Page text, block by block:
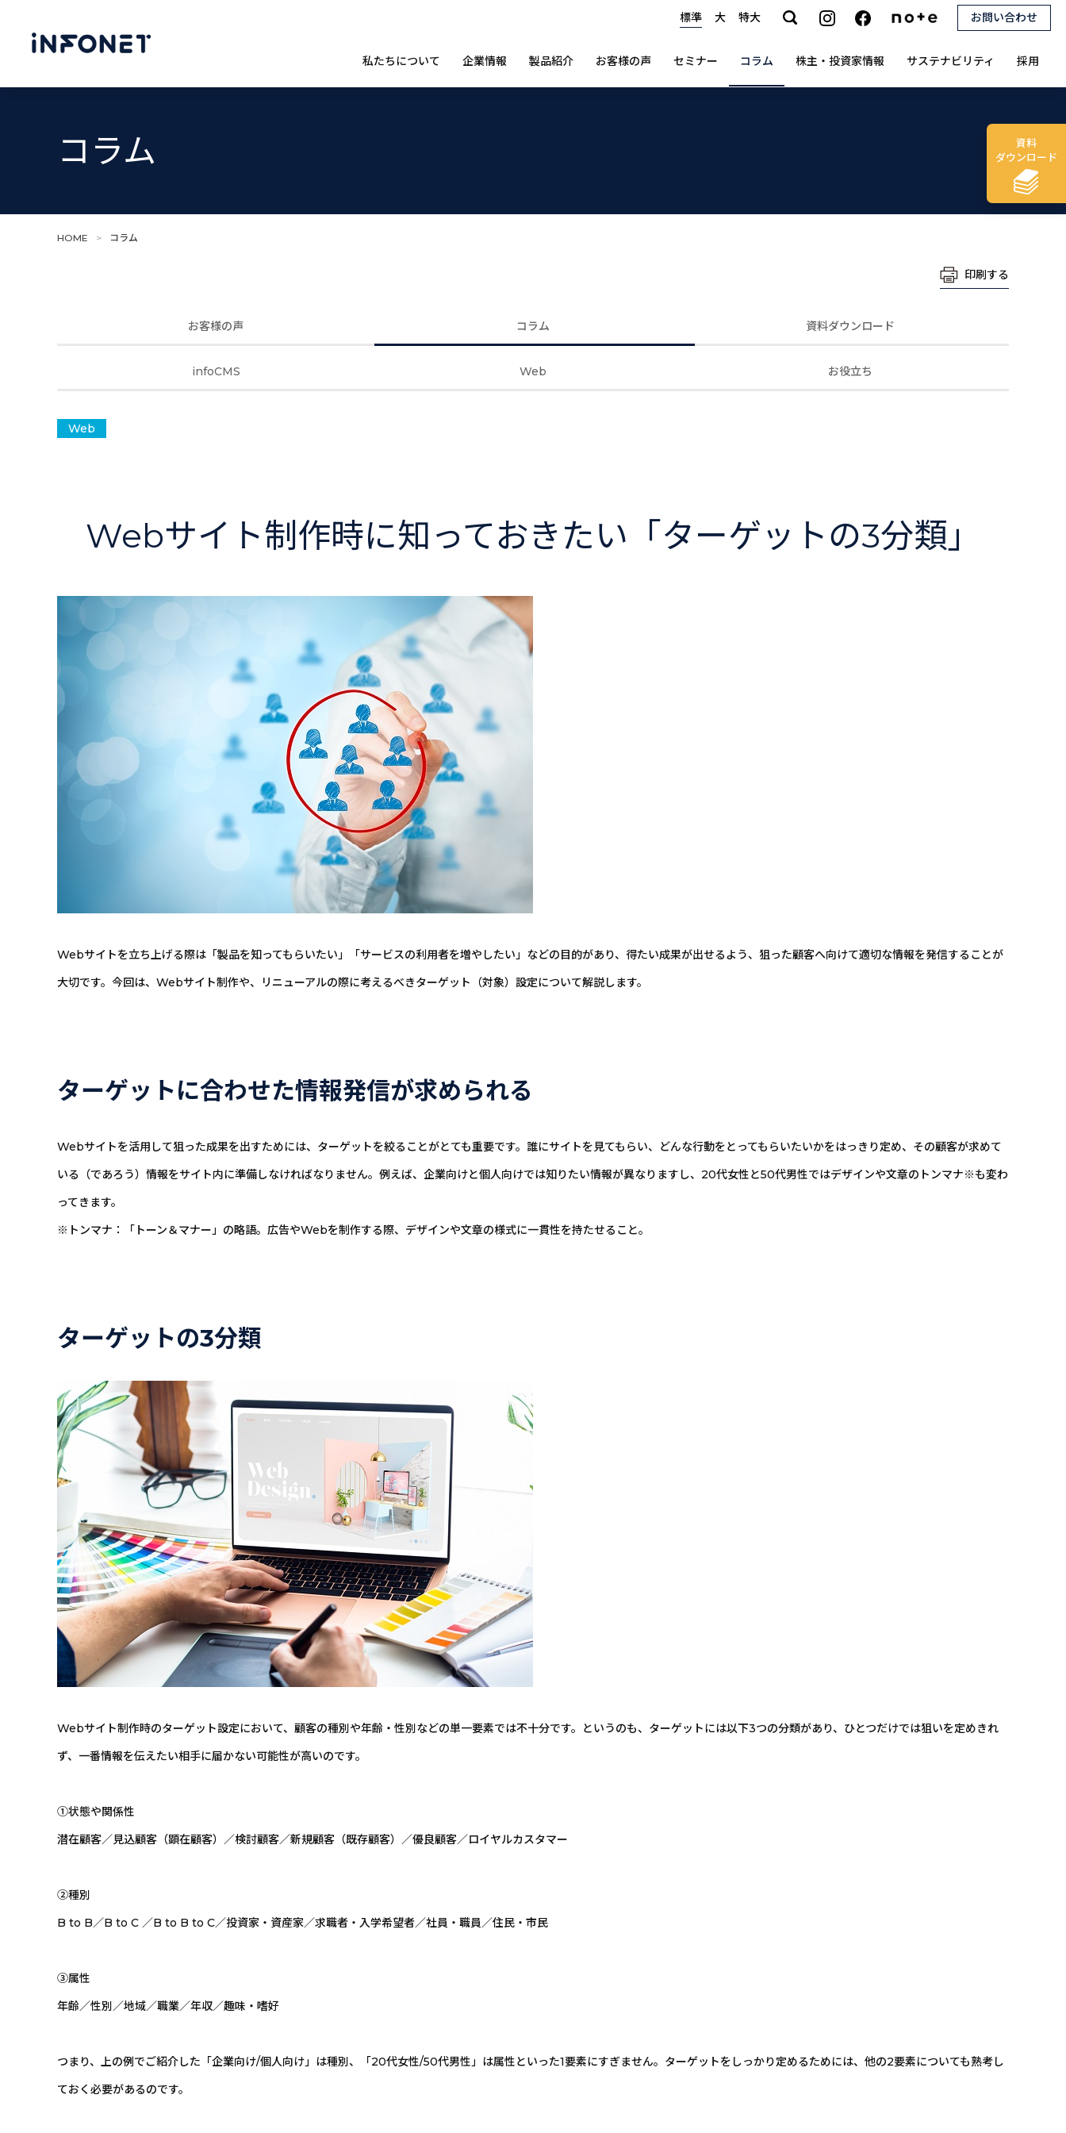
標準 大 特大 search お問い合わせ
私たちについて 企業情報 製品紹介 お客様の声 セミナー コラム 株主・投資家情報 サステナビリティ 採用
資料
ダウンロード
コラム
HOME > コラム
印刷する
お客様の声 コラム 資料ダウンロード
infoCMS Web お役立ち
Web
Webサイト制作時に知っておきたい「ターゲットの3分類」
Webサイトを立ち上げる際は「製品を知ってもらいたい」「サービスの利用者を増やしたい」などの目的があり、得たい成果が出せるよう、狙った顧客へ向けて適切な情報を発信することが
大切です。今回は、Webサイト制作や、リニューアルの際に考えるべきターゲット（対象）設定について解説します。
ターゲットに合わせた情報発信が求められる
Webサイトを活用して狙った成果を出すためには、ターゲットを絞ることがとても重要です。誰にサイトを見てもらい、どんな行動をとってもらいたいかをはっきり定め、その顧客が求めて
いる（であろう）情報をサイト内に準備しなければなりません。例えば、企業向けと個人向けでは知りたい情報が異なりますし、20代女性と50代男性ではデザインや文章のトンマナ※も変わ
ってきます。
※トンマナ：「トーン＆マナー」の略語。広告やWebを制作する際、デザインや文章の様式に一貫性を持たせること。
ターゲットの3分類
Webサイト制作時のターゲット設定において、顧客の種別や年齢・性別などの単一要素では不十分です。というのも、ターゲットには以下3つの分類があり、ひとつだけでは狙いを定めきれ
ず、一番情報を伝えたい相手に届かない可能性が高いのです。
①状態や関係性
潜在顧客／見込顧客（顕在顧客）／検討顧客／新規顧客（既存顧客）／優良顧客／ロイヤルカスタマー
②種別
B to B／B to C ／B to B to C／投資家・資産家／求職者・入学希望者／社員・職員／住民・市民
③属性
年齢／性別／地域／職業／年収／趣味・嗜好
つまり、上の例でご紹介した「企業向け/個人向け」は種別、「20代女性/50代男性」は属性といった1要素にすぎません。ターゲットをしっかり定めるためには、他の2要素についても熟考し
ておく必要があるのです。